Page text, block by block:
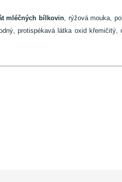
mléčných bílkovin, rýžová mouka,
protispékavá látka oxid křemičitý,